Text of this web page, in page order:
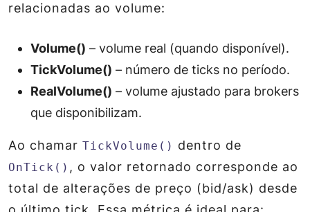
relacionadas ao volume:
Volume() – volume real (quando disponível).
TickVolume() – número de ticks no período.
RealVolume() – volume ajustado para brokers
que disponibilizam.
Ao chamar TickVolume() dentro de
OnTick() , o valor retornado corresponde ao
total de alterações de preço (bid/ask) desde